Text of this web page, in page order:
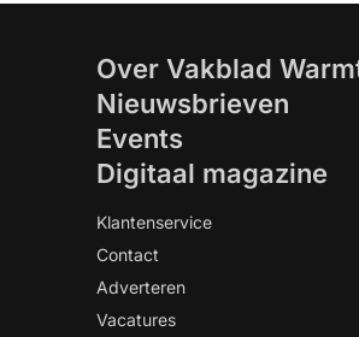
Over Vakblad
Nieuwsbrieven
Events
Digitaal magazine
Klantenservice
Contact
Adverteren
Vacatures